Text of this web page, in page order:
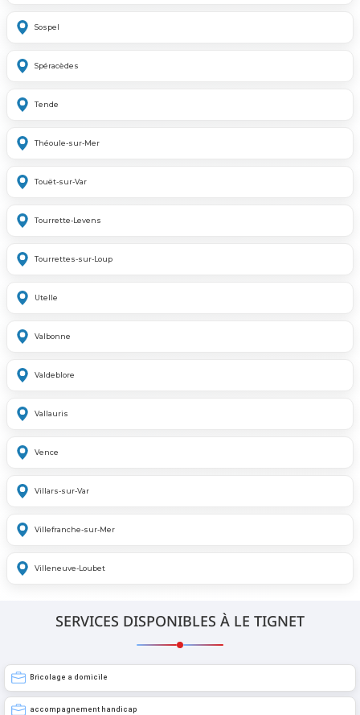
Sospel
Spéracèdes
Tende
Théoule-sur-Mer
Touët-sur-Var
Tourrette-Levens
Tourrettes-sur-Loup
Utelle
Valbonne
Valdeblore
Vallauris
Vence
Villars-sur-Var
Villefranche-sur-Mer
Villeneuve-Loubet
SERVICES DISPONIBLES À LE TIGNET
Bricolage a domicile
accompagnement handicap